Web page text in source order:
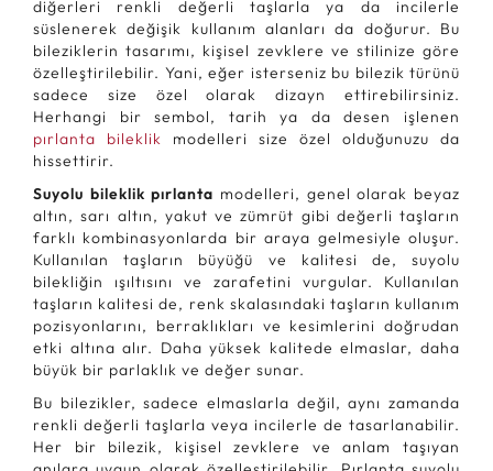
diğerleri renkli değerli taşlarla ya da incilerle
süslenerek değişik kullanım alanları da doğurur. Bu
bileziklerin tasarımı, kişisel zevklere ve stilinize göre
özelleştirilebilir. Yani, eğer isterseniz bu bilezik türünü
sadece size özel olarak dizayn ettirebilirsiniz.
Herhangi bir sembol, tarih ya da desen işlenen
pırlanta bileklik modelleri size özel olduğunuzu da
hissettirir.
Suyolu bileklik pırlanta modelleri, genel olarak beyaz
altın, sarı altın, yakut ve zümrüt gibi değerli taşların
farklı kombinasyonlarda bir araya gelmesiyle oluşur.
Kullanılan taşların büyüğü ve kalitesi de, suyolu
bilekliğin ışıltısını ve zarafetini vurgular. Kullanılan
taşların kalitesi de, renk skalasındaki taşların kullanım
pozisyonlarını, berraklıkları ve kesimlerini doğrudan
etki altına alır. Daha yüksek kalitede elmaslar, daha
büyük bir parlaklık ve değer sunar.
Bu bilezikler, sadece elmaslarla değil, aynı zamanda
renkli değerli taşlarla veya incilerle de tasarlanabilir.
Her bir bilezik, kişisel zevklere ve anlam taşıyan